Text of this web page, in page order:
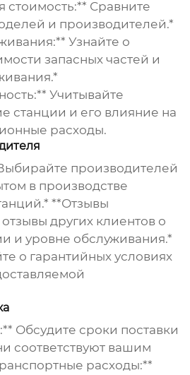
стоимость:** Сравните
и производителей.*
Узнайте о
запасных частей и
Учитывайте
станции и его влияние на
расходы.
производителей
в производстве
**Отзывы
других клиентов о
и уровне обслуживания.*
о гарантийных условиях
Обсудите сроки поставки
соответствуют вашим
расходы:**